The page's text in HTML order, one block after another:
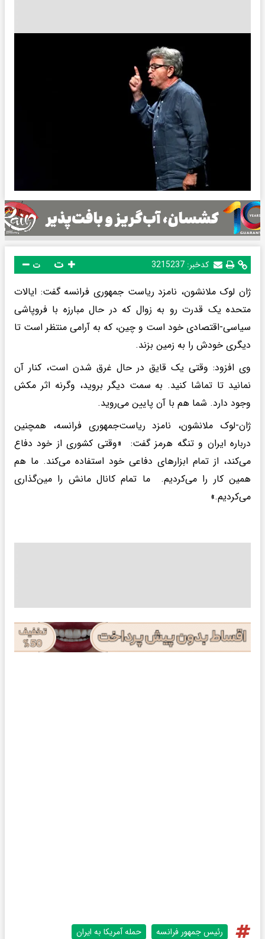
کدخبر: 3215237 ت
ژان لوک ملانشون، نامزد ریاست جمهوری فرانسه گفت: ایالات
متحده یک قدرت رو به زوال که در حال مبارزه با فروپاشی
سیاسی-اقتصادی خود است و چین، که به آرامی منتظر است تا
دیگری خودش را به زمین بزند.
وی افزود: وقتی یک قایق در حال غرق شدن است، کنار آن
نمانید تا تماشا کنید. به سمت دیگر بروید، وگرنه اثر مکش
وجود دارد. شما هم با آن پایین می‌روید.
ژان-لوک ملانشون، نامزد ریاست‌جمهوری فرانسه، همچنین
درباره ایران و تنگه هرمز گفت: «وقتی کشوری از خود دفاع
می‌کند، از تمام ابزارهای دفاعی خود استفاده می‌کند. ما هم
همین کار را می‌کردیم. ما تمام کانال مانش را مین‌گذاری
می‌کردیم.»
رئیس جمهور فرانسه
حمله آمریکا به ایران